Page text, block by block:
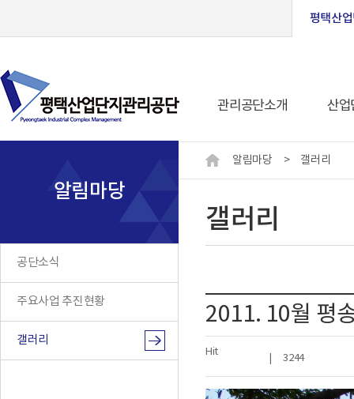
평택산
관리공단소개 산업
알림마당 > 갤러리
알림마당
공단소식
주요사업 추진현황
갤러리
갤러리
2011. 10월 평
Hit
3244